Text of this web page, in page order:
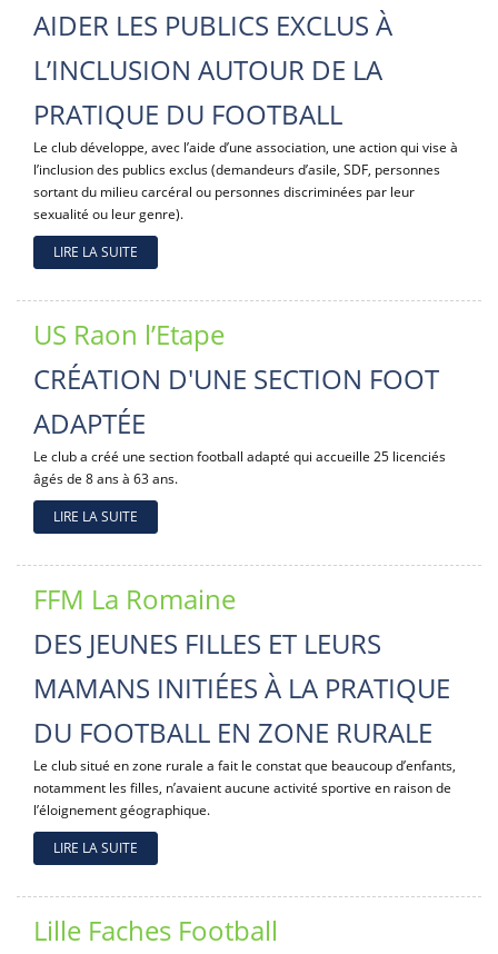
AIDER LES PUBLICS EXCLUS À
L’INCLUSION AUTOUR DE LA
PRATIQUE DU FOOTBALL
Le club développe, avec l’aide d’une association, une action qui vise à
l’inclusion des publics exclus (demandeurs d’asile, SDF, personnes
sortant du milieu carcéral ou personnes discriminées par leur
sexualité ou leur genre).
LIRE LA SUITE
US Raon l’Etape
CRÉATION D'UNE SECTION FOOT
ADAPTÉE
Le club a créé une section football adapté qui accueille 25 licenciés
âgés de 8 ans à 63 ans.
LIRE LA SUITE
FFM La Romaine
DES JEUNES FILLES ET LEURS
MAMANS INITIÉES À LA PRATIQUE
DU FOOTBALL EN ZONE RURALE
Le club situé en zone rurale a fait le constat que beaucoup d’enfants,
notamment les filles, n’avaient aucune activité sportive en raison de
l’éloignement géographique.
LIRE LA SUITE
Lille Faches Football